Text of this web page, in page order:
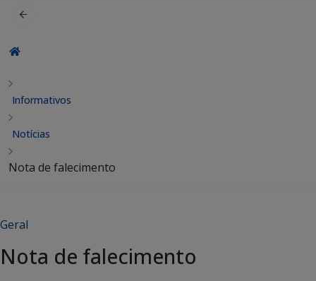
Informativos
Notícias
Nota de falecimento
Geral
Nota de falecimento